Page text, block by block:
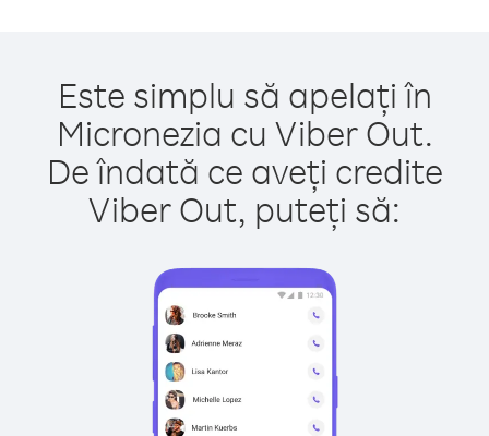
Este simplu să apelați în
Micronezia cu Viber Out.
De îndată ce aveți credite
Viber Out, puteți să: